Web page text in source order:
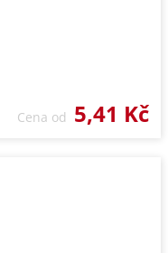
Cena od 5,41 Kč